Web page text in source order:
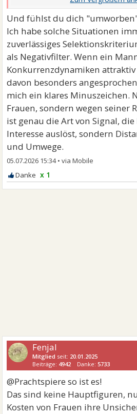
unhörbar knurrte, unsichtbar die
Und fühlst du dich
Ich habe solche Situationen
zuverlässiges
als Negativfilter. Wenn ein
Konkurrenzdynamiken
davon besonders
mich ein klares Minuszeichen.
Frauen, sondern wegen seiner
ist genau die Art von Signal,
Interesse auslöst, sondern
und Umwege.
05.07.2026 15:34•
x 1
Fenjal
Mitglied seit: 20.01.2025
Beiträge: 4942 Danke:5733
@Prachtspiere so ist es!
Das sind keine Hauptfiguren,
Kosten von Frauen ihre